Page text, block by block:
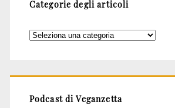
Categorie degli articoli
Categorie
Podcast di Veganzetta